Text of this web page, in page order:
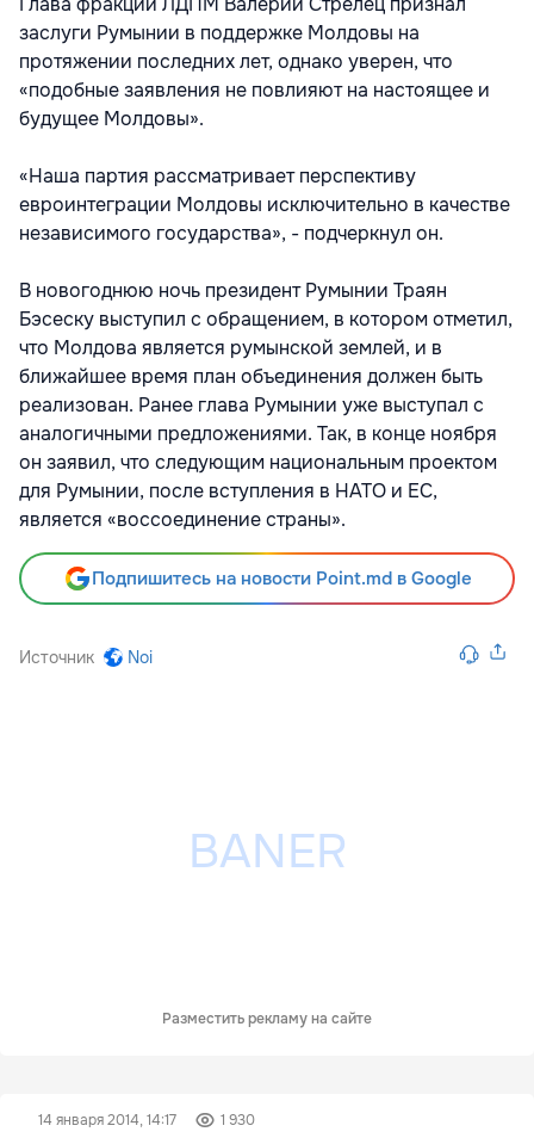
заслуги Румынии в поддержке Молдовы на
протяжении последних лет, однако уверен, что
«подобные заявления не повлияют на настоящее и
будущее Молдовы».
«Наша партия рассматривает перспективу
евроинтеграции Молдовы исключительно в качестве
независимого государства», - подчеркнул он.
В новогоднюю ночь президент Румынии Траян
Бэсеску выступил с обращением, в котором отметил,
что Молдова является румынской землей, и в
ближайшее время план объединения должен быть
реализован. Ранее глава Румынии уже выступал с
аналогичными предложениями. Так, в конце ноября
он заявил, что следующим национальным проектом
для Румынии, после вступления в НАТО и ЕС,
является «воссоединение страны».
Подпишитесь на новости Point.md в Google
Источник Noi
Разместить рекламу на сайте
14 января 2014, 14:17 1 930